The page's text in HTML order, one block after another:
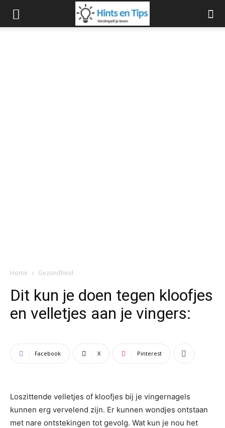
Home Gezondheid
Dit kun je doen tegen kloofjes
en velletjes aan je vingers:
Facebook X Pinterest
Loszittende velletjes of kloofjes bij je vingernagels
kunnen erg vervelend zijn. Er kunnen wondjes ontstaan
met nare ontstekingen tot gevolg. Wat kun je nou het